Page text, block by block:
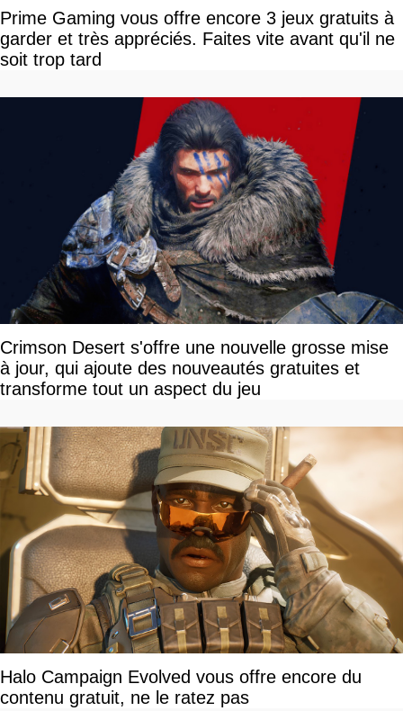
Prime Gaming vous offre encore 3 jeux gratuits à
garder et très appréciés. Faites vite avant qu'il ne
soit trop tard
Crimson Desert s'offre une nouvelle grosse mise
à jour, qui ajoute des nouveautés gratuites et
transforme tout un aspect du jeu
Halo Campaign Evolved vous offre encore du
contenu gratuit, ne le ratez pas